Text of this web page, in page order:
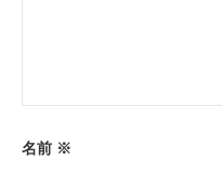
名前 ※